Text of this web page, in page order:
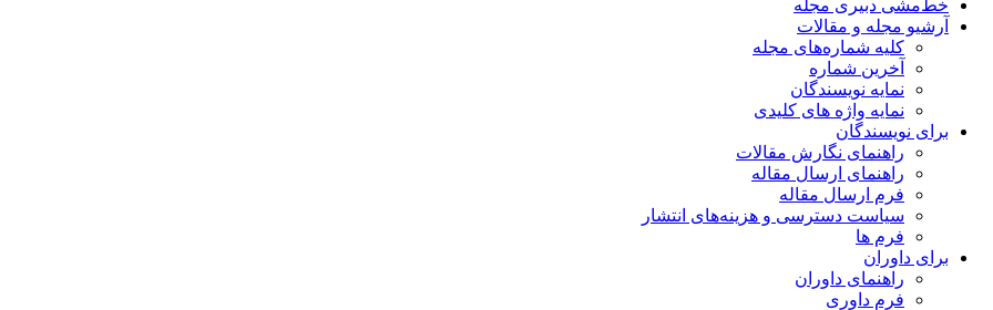
خط‌مشی دبیری مجله
آرشیو مجله و مقالات
کلیه شماره‌های مجله
آخرین شماره
نمایه نویسندگان
نمایه واژه های کلیدی
برای نویسندگان
راهنمای نگارش مقالات
راهنمای ارسال مقاله
فرم ارسال مقاله
سیاست دسترسی و هزینه‌های انتشار
فرم ها
برای داوران
راهنمای داوران
فرم داوری